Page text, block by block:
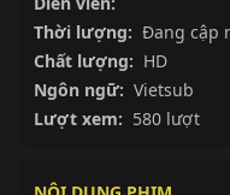
Thời lượng: Đang cập
Chất lượng: HD
Ngôn ngữ: Vietsub
Lượt xem: 580 lượt